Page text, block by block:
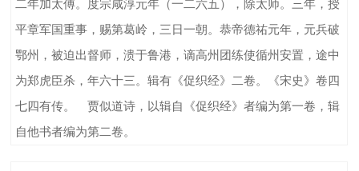
二年加太傅。度宗咸淳元年（一二六五），除太师。三年，授
平章军国重事，赐第葛岭，三日一朝。恭帝德祐元年，元兵破
鄂州，被迫出督师，溃于鲁港，谪高州团练使循州安置，途中
为郑虎臣杀，年六十三。辑有《促织经》二卷。《宋史》卷四
七四有传。 贾似道诗，以辑自《促织经》者编为第一卷，辑
自他书者编为第二卷。